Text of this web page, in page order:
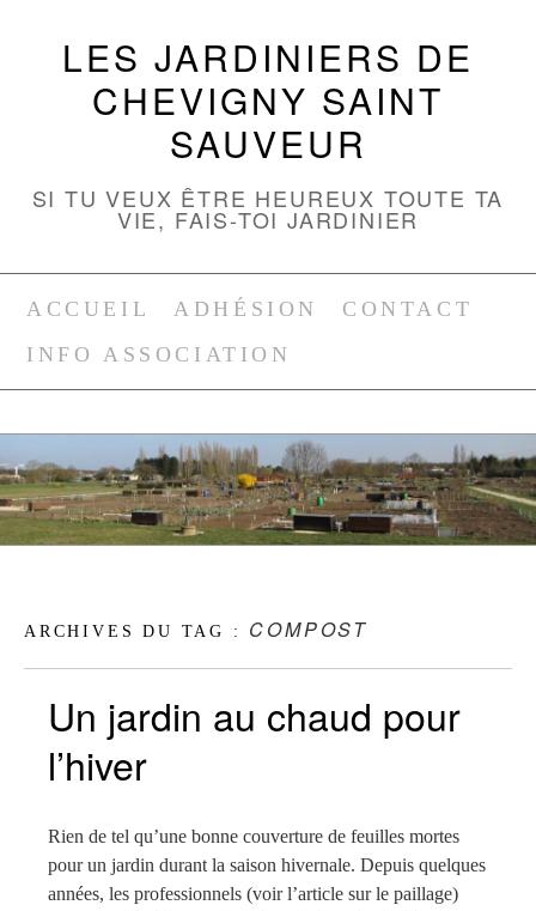
LES JARDINIERS DE
CHEVIGNY SAINT
SAUVEUR
SI TU VEUX ÊTRE HEUREUX TOUTE TA
VIE, FAIS-TOI JARDINIER
ACCUEIL ADHÉSION
CONTACT
INFO ASSOCIATION
ARCHIVES DU TAG : COMPOST
Un jardin au chaud pour
l’hiver
Rien de tel qu’une bonne couverture de feuilles mortes
pour un jardin durant la saison hivernale. Depuis quelques
années, les professionnels (voir l’article sur le paillage)